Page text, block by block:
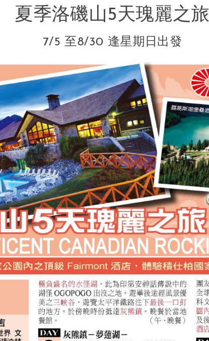
夏季洛磯山5天瑰麗之旅
7/5 至8/30 逢星期日出發